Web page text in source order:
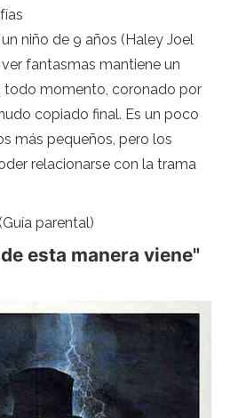
niño de 9 años (Haley Joel
fantasmas mantiene un
todo momento, coronado por
copiado final. Es un poco
más pequeños, pero los
relacionarse con la trama
parental)
esta manera viene"